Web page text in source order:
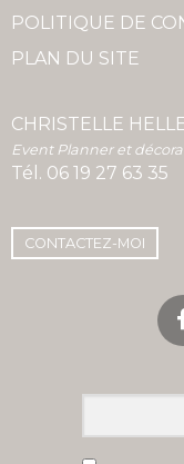
POLITIQUE DE
PLAN DU SITE
CHRISTELLE
Event Planner et
Tél. 06 19 27 63 35
CONTACTEZ-MOI